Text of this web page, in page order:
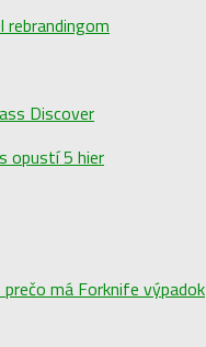
rebrandingom
opustí 5 hier
prečo má Forknife výpadok